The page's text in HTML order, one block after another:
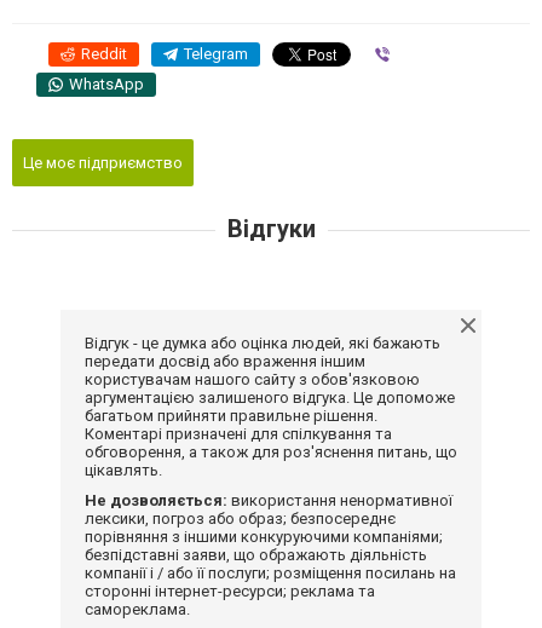
Reddit Telegram
WhatsApp
Це моє підприємство
Відгуки
Відгук - це думка або оцінка людей, які бажають
передати досвід або враження іншим
користувачам нашого сайту з обов'язковою
аргументацією залишеного відгука. Це допоможе
багатьом прийняти правильне рішення.
Коментарі призначені для спілкування та
обговорення, а також для роз'яснення питань, що
цікавлять.
Не дозволяється: використання ненормативної
лексики, погроз або образ; безпосереднє
порівняння з іншими конкуруючими компаніями;
безпідставні заяви, що ображають діяльність
компанії і / або її послуги; розміщення посилань на
сторонні інтернет-ресурси; реклама та
самореклама.